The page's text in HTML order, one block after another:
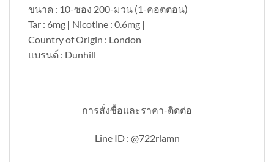
ขนาด : 10-ซอง 200-มวน (1-คอตตอน)
Tar : 6mg | Nicotine : 0.6mg |
Country of Origin : London
แบรนด์ : Dunhill
การสั่งซื้อและราคา-ติดต่อ
Line ID : @722rlamn